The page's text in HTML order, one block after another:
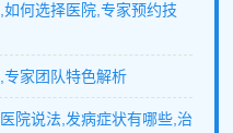
如何选择医院,专家预约技
专家团队特色解析
院说法,发病症状有哪些,治